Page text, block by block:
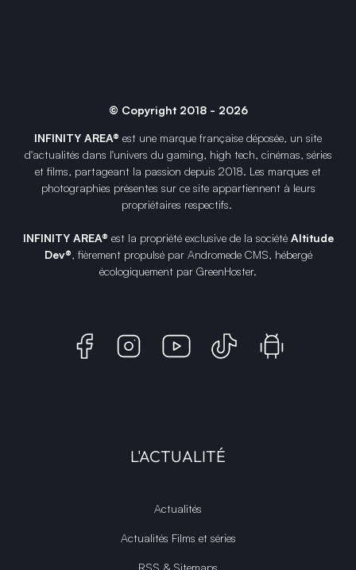
© Copyright 2018 - 2026
INFINITY AREA® est une marque française déposée, un site
d'actualités dans l'univers du gaming, high tech, cinémas, séries
et films, partageant la passion depuis 2018. Les marques et
photographies présentes sur ce site appartiennent à leurs
propriétaires respectifs.
INFINITY AREA® est la propriété exclusive de la société Altitude
Dev®, fièrement propulsé par Andromede CMS, hébergé
écologiquement par GreenHoster.
L'ACTUALITÉ
Actualités
Actualités Films et séries